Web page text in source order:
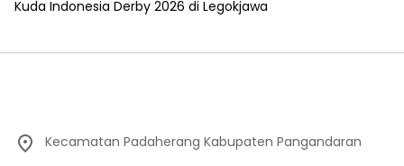
Kuda Indonesia Derby 2026 di Legokjawa
Kecamatan Padaherang Kabupaten Pangandaran